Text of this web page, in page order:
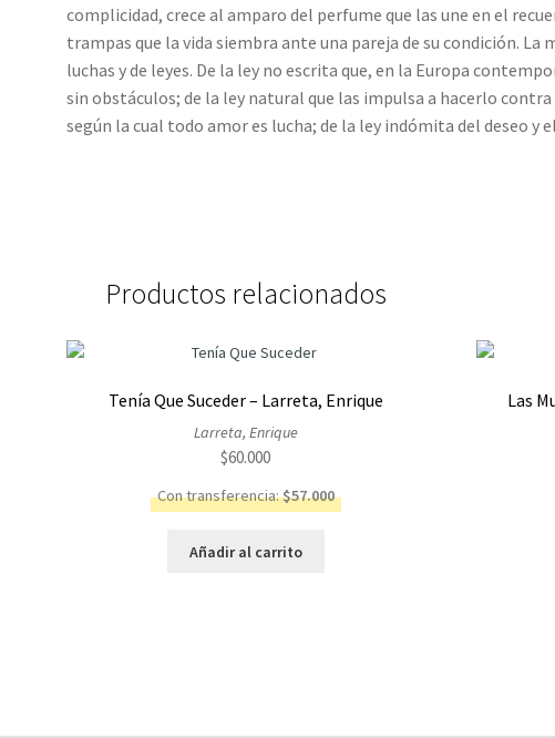
complicidad, crece al amparo del perfume que las une en el
trampas que la vida siembra ante una pareja de su condición. La
luchas y de leyes. De la ley no escrita que, en la Europa
sin obstáculos; de la ley natural que las impulsa a hacerlo
según la cual todo amor es lucha; de la ley indómita del deseo y
Productos relacionados
Tenía Que Suceder – Larreta, Enrique
Larreta, Enrique
$60.000
Con transferencia:$57.000
Añadir al carrito
Las